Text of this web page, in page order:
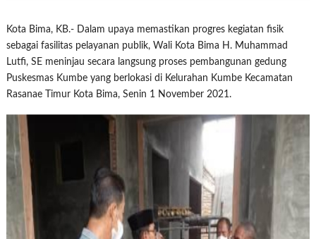
Kota Bima, KB.- Dalam upaya memastikan progres kegiatan fisik
sebagai fasilitas pelayanan publik, Wali Kota Bima H. Muhammad
Lutfi, SE meninjau secara langsung proses pembangunan gedung
Puskesmas Kumbe yang berlokasi di Kelurahan Kumbe Kecamatan
Rasanae Timur Kota Bima, Senin 1 November 2021.